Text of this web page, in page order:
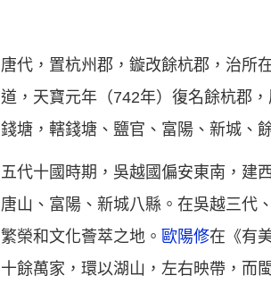
唐代，置杭州郡，鏇改餘杭郡，治所
道，天寶元年（742年）復名餘杭郡
錢塘，轄錢塘、鹽官、富陽、新城、
五代十國時期，吳越國偏安東南，建
唐山、富陽、新城八縣。在吳越三代
繁榮和文化薈萃之地。 歐陽修在《有
十餘萬家，環以湖山，左右映帶，而